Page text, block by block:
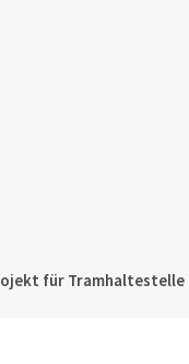
für